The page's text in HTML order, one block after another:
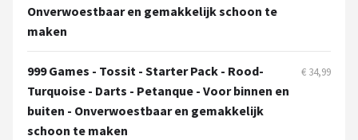
Red Dragon
Alle merken →
Onverwoestbaar en gemakkelijk schoon te
maken
999 Games - Tossit - Starter Pack - Rood-
Turquoise - Darts - Petanque - Voor binnen en
buiten - Onverwoestbaar en gemakkelijk
schoon te maken
€ 34,99